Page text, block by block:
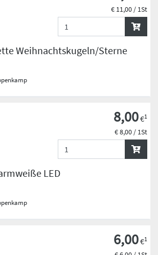
Weihnachtskugeln/Sterne
€ 11,00 / 1St
LED
8,00€1
€ 8,00 / 1St
6,00€1